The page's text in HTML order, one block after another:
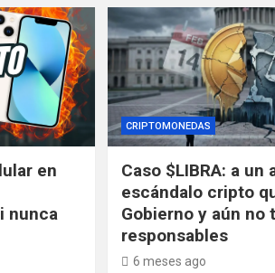
en
nunca
CRIPTOMONEDAS
Caso $LIBRA: a un
escándalo cripto
Gobierno y aún no
responsables
6 meses ago